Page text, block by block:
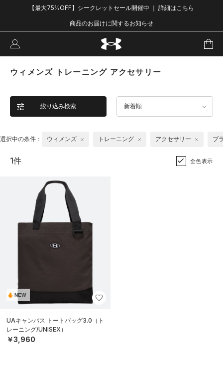
【最大75%OFF】シークレットセール開催中 ｜ 詳細はこちら
商品のお届けに関するお知らせ
ウィメンズ トレーニング アクセサリー
絞り込み検索 新着順
選択中の条件： ウィメンズ トレーニング アクセサリー ブ
1件 全色表示
NEW
UAキャンバス トートバッグ3.0（ト
レーニング/UNISEX）
￥3,960